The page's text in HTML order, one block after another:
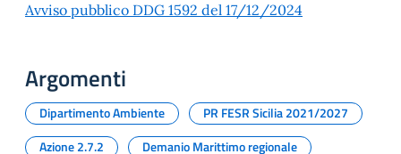
Avviso pubblico DDG 1592 del 17/12/2024
Argomenti
Dipartimento Ambiente
PR FESR Sicilia 2021/2027
Azione 2.7.2
Demanio Marittimo regionale